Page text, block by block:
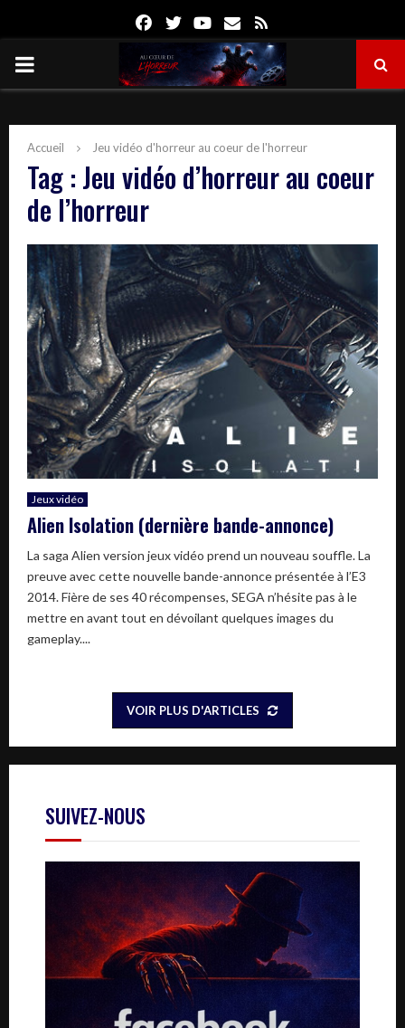
FacebookTwitterYoutube
Email
PRIMARY
Accueil Jeu vidéo d'horreur au coeur de l'horreur
Tag : Jeu vidéo d’horreur au coeur
de l’horreur
Jeux vidéo
Alien Isolation (dernière bande-annonce)
La saga Alien version jeux vidéo prend un nouveau souffle. La
preuve avec cette nouvelle bande-annonce présentée à l’E3
2014. Fière de ses 40 récompenses, SEGA n’hésite pas à le
mettre en avant tout en dévoilant quelques images du
gameplay....
VOIR PLUS D'ARTICLES
SUIVEZ-NOUS